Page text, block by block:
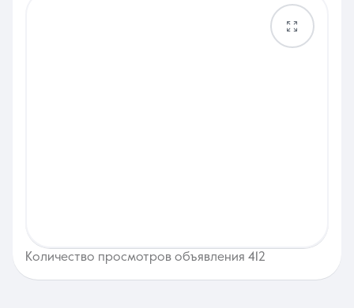
Количество просмотров объявления 412